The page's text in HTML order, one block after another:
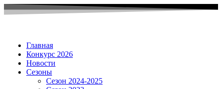
Главная
Конкурс 2026
Новости
Сезоны
Сезон 2024-2025